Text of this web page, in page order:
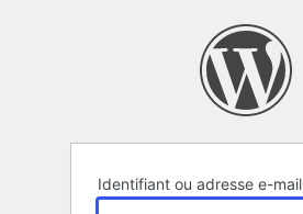
Identifiant ou adresse e-mail